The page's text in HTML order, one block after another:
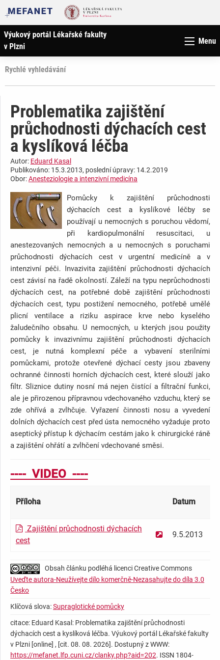
Výukový portál Lékařské fakulty
v Plzni
Menu
Rychlé vyhledávání
Problematika zajištění
průchodnosti dýchacích cest
a kyslíková léčba
Autor: Eduard Kasal
Publikováno: 15.3.2013, poslední úpravy: 14.2.2019
Obor:Anesteziologie a intenzivní medicína
Pomůcky k zajištění průchodnosti
dýchacích cest a kyslíkové léčby se
používají u nemocných s poruchou vědomí,
při kardiopulmonální resuscitaci, u
anestezovaných nemocných a u nemocných s poruchami
průchodnosti dýchacích cest v urgentní medicíně a v
intenzivní péči. Invazivita zajištění průchodnosti dýchacích
cest závisí na řadě okolností. Záleží na typu neprůchodnosti
dýchacích cest, na potřebné době zajištění průchodnosti
dýchacích cest, typu postižení nemocného, potřebě umělé
plicní ventilace a riziku aspirace krve nebo kyselého
žaludečního obsahu. U nemocných, u kterých jsou použity
pomůcky k invazivnímu zajištění průchodnosti dýchacích
cest, je nutná komplexní péče a vybavení sterilními
pomůckami, protože otevřené dýchací cesty jsou zbaveny
ochranné činnosti horních dýchacích cest, které slouží jako
filtr. Sliznice dutiny nosní má nejen čistící a filtrační funkci,
ale je přirozenou přípravnou vdechovaného vzduchu, který se
zde ohřívá a zvlhčuje. Vyřazení činnosti nosu a vyvedení
dolních dýchacích cest před ústa nemocného vyžaduje proto
aseptický přístup k dýchacím cestám jako k chirurgické ráně
a zajištění ohřátí a zvlhčení vdechované směsi.
---- VIDEO ----
Příloha Datum
Zajištění průchodnosti dýchacích
cest
9.5.2013
Obsah článku podléhá licenci Creative Commons
Uveďte autora-Neužívejte dílo komerčně-Nezasahujte do díla 3.0
Česko
Klíčová slova:Supraglotické pomůcky
citace: Eduard Kasal: Problematika zajištění průchodnosti
dýchacích cest a kyslíková léčba. Výukový portál Lékařské fakulty
v Plzni [online] , [cit. 08. 08. 2026]. Dostupný z WWW:
https://mefanet.lfp.cuni.cz/clanky.php?aid=202. ISSN 1804-